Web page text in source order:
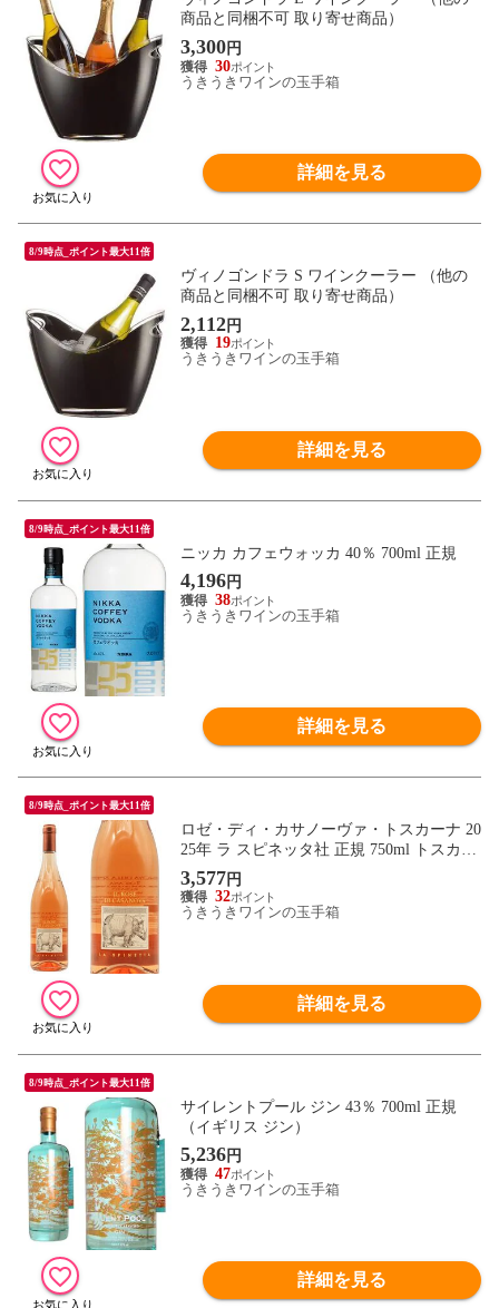
商品と同梱不可 取り寄せ商品）
3,300円
30
うきうきワインの玉手箱
詳細を見る
8/9時点_ポイント最大11倍
ヴィノゴンドラ S ワインクーラー （他の
商品と同梱不可 取り寄せ商品）
2,112円
19
うきうきワインの玉手箱
詳細を見る
8/9時点_ポイント最大11倍
ニッカ カフェウォッカ 40％ 700ml 正規
4,196円
38
うきうきワインの玉手箱
詳細を見る
8/9時点_ポイント最大11倍
ロゼ・ディ・カサノーヴァ・トスカーナ 20
25年 ラ スピネッタ社 正規 750ml トスカー
ナ ロゼワイン
3,577円
32
うきうきワインの玉手箱
詳細を見る
8/9時点_ポイント最大11倍
サイレントプール ジン 43％ 700ml 正規
（イギリス ジン）
5,236円
47
うきうきワインの玉手箱
詳細を見る